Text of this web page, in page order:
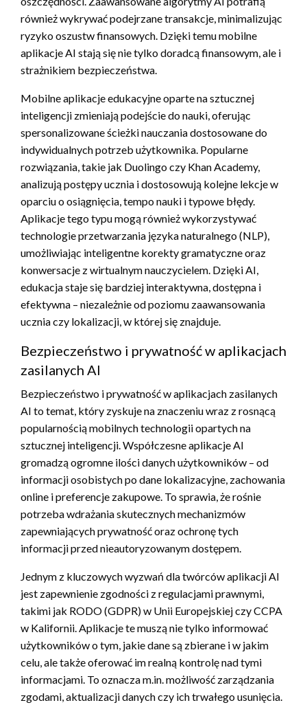
również wykrywać podejrzane transakcje, minimalizując
ryzyko oszustw finansowych. Dzięki temu mobilne
aplikacje AI stają się nie tylko doradcą finansowym, ale i
strażnikiem bezpieczeństwa.
Mobilne aplikacje edukacyjne oparte na sztucznej
inteligencji zmieniają podejście do nauki, oferując
spersonalizowane ścieżki nauczania dostosowane do
indywidualnych potrzeb użytkownika. Popularne
rozwiązania, takie jak Duolingo czy Khan Academy,
analizują postępy ucznia i dostosowują kolejne lekcje w
oparciu o osiągnięcia, tempo nauki i typowe błędy.
Aplikacje tego typu mogą również wykorzystywać
technologie przetwarzania języka naturalnego (NLP),
umożliwiając inteligentne korekty gramatyczne oraz
konwersacje z wirtualnym nauczycielem. Dzięki AI,
edukacja staje się bardziej interaktywna, dostępna i
efektywna – niezależnie od poziomu zaawansowania
ucznia czy lokalizacji, w której się znajduje.
Bezpieczeństwo i prywatność w aplikacjach
zasilanych AI
Bezpieczeństwo i prywatność w aplikacjach zasilanych
AI to temat, który zyskuje na znaczeniu wraz z rosnącą
popularnością mobilnych technologii opartych na
sztucznej inteligencji. Współczesne aplikacje AI
gromadzą ogromne ilości danych użytkowników – od
informacji osobistych po dane lokalizacyjne, zachowania
online i preferencje zakupowe. To sprawia, że rośnie
potrzeba wdrażania skutecznych mechanizmów
zapewniających prywatność oraz ochronę tych
informacji przed nieautoryzowanym dostępem.
Jednym z kluczowych wyzwań dla twórców aplikacji AI
jest zapewnienie zgodności z regulacjami prawnymi,
takimi jak RODO (GDPR) w Unii Europejskiej czy CCPA
w Kalifornii. Aplikacje te muszą nie tylko informować
użytkowników o tym, jakie dane są zbierane i w jakim
celu, ale także oferować im realną kontrolę nad tymi
informacjami. To oznacza m.in. możliwość zarządzania
zgodami, aktualizacji danych czy ich trwałego usunięcia.